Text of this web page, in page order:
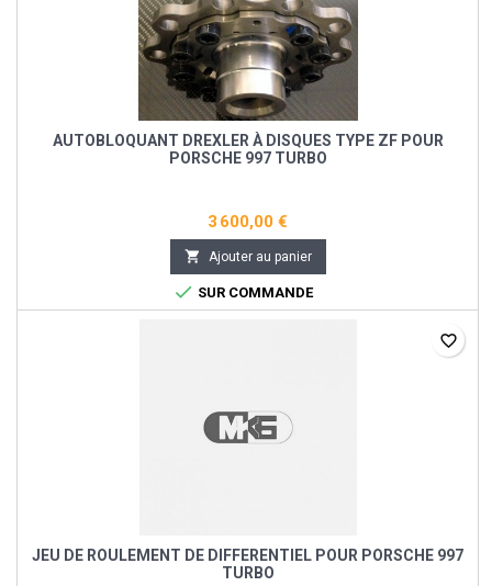
AUTOBLOQUANT DREXLER À DISQUES TYPE ZF POUR
PORSCHE 997 TURBO
3 600,00 €
 Ajouter au panier
 SUR COMMANDE
JEU DE ROULEMENT DE DIFFERENTIEL POUR PORSCHE 997
TURBO
favorite_border